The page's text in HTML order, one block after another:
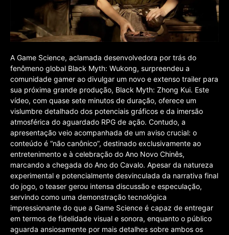
A Game Science, aclamada desenvolvedora por trás do
fenômeno global Black Myth: Wukong, surpreendeu a
comunidade gamer ao divulgar um novo e extenso trailer para
sua próxima grande produção, Black Myth: Zhong Kui. Este
vídeo, com quase sete minutos de duração, oferece um
vislumbre detalhado dos potenciais gráficos e da imersão
atmosférica do aguardado RPG de ação. Contudo, a
apresentação veio acompanhada de um aviso crucial: o
conteúdo é “não canônico”, destinado exclusivamente ao
entretenimento e à celebração do Ano Novo Chinês,
marcando a chegada do Ano do Cavalo. Apesar da natureza
experimental e potencialmente desvinculada da narrativa final
do jogo, o teaser gerou intensa discussão e especulação,
servindo como uma demonstração tecnológica
impressionante do que a Game Science é capaz de entregar
em termos de fidelidade visual e sonora, enquanto o público
aguarda ansiosamente por mais detalhes sobre ambos os